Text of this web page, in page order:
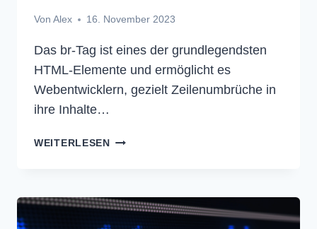
Von Alex 16. November 2023
Das br-Tag ist eines der grundlegendsten
HTML-Elemente und ermöglicht es
Webentwicklern, gezielt Zeilenumbrüche in
ihre Inhalte…
WEITERLESEN BR